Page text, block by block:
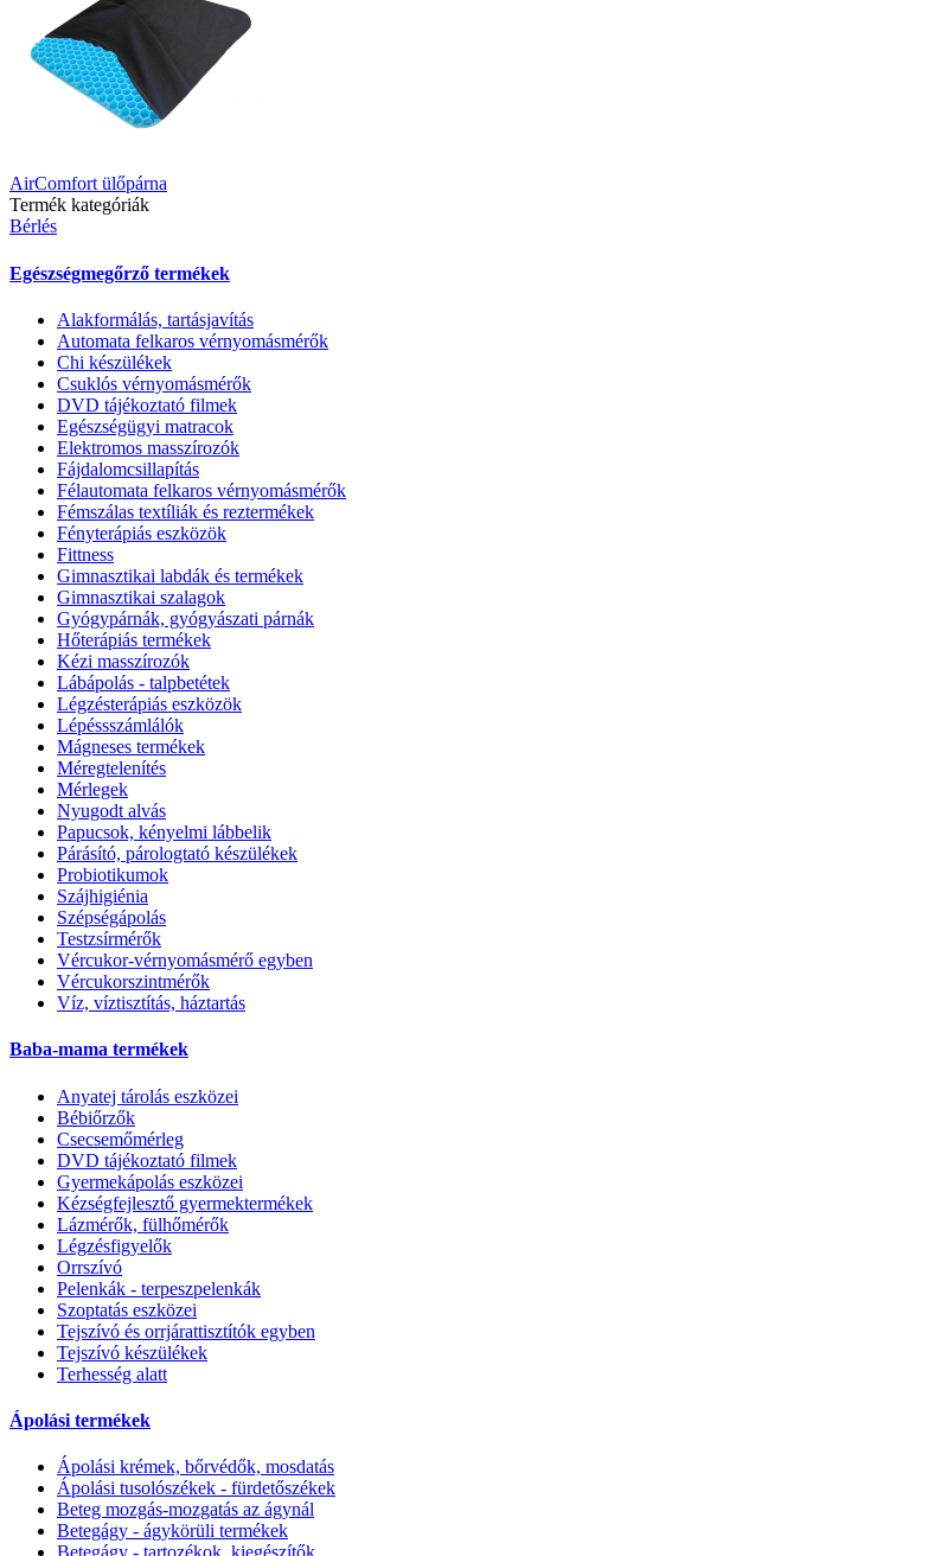
AirComfort ülőpárna
Termék kategóriák
Bérlés
Egészségmegőrző termékek
Alakformálás, tartásjavítás
Automata felkaros vérnyomásmérők
Chi készülékek
Csuklós vérnyomásmérők
DVD tájékoztató filmek
Egészségügyi matracok
Elektromos masszírozók
Fájdalomcsillapítás
Félautomata felkaros vérnyomásmérők
Fémszálas textíliák és reztermékek
Fényterápiás eszközök
Fittness
Gimnasztikai labdák és termékek
Gimnasztikai szalagok
Gyógypárnák, gyógyászati párnák
Hőterápiás termékek
Kézi masszírozók
Lábápolás - talpbetétek
Légzésterápiás eszközök
Lépéssszámlálók
Mágneses termékek
Méregtelenítés
Mérlegek
Nyugodt alvás
Papucsok, kényelmi lábbelik
Párásító, párologtató készülékek
Probiotikumok
Szájhigiénia
Szépségápolás
Testzsírmérők
Vércukor-vérnyomásmérő egyben
Vércukorszintmérők
Víz, víztisztítás, háztartás
Baba-mama termékek
Anyatej tárolás eszközei
Bébiőrzők
Csecsemőmérleg
DVD tájékoztató filmek
Gyermekápolás eszközei
Kézségfejlesztő gyermektermékek
Lázmérők, fülhőmérők
Légzésfigyelők
Orrszívó
Pelenkák - terpeszpelenkák
Szoptatás eszközei
Tejszívó és orrjárattisztítók egyben
Tejszívó készülékek
Terhesség alatt
Ápolási termékek
Ápolási krémek, bőrvédők, mosdatás
Ápolási tusolószékek - fürdetőszékek
Beteg mozgás-mozgatás az ágynál
Betegágy - ágykörüli termékek
Betegágy - tartozékok, kiegészítők